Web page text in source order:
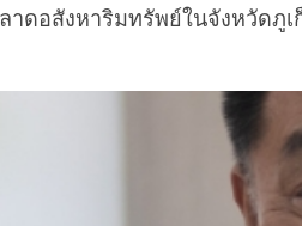
าดอสังหาริมทรัพย์ในจังหวัด